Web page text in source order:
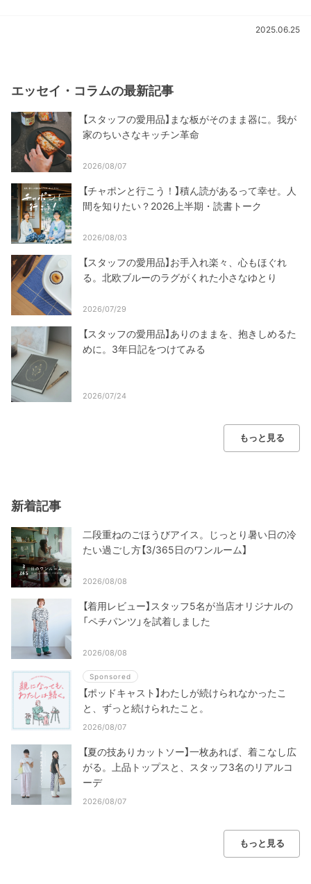
2025.06.25
エッセイ・コラムの最新記事
【スタッフの愛用品】まな板がそのまま器に。我が
家のちいさなキッチン革命
2026/08/07
【チャポンと行こう！】積ん読があるって幸せ。人
間を知りたい？2026上半期・読書トーク
2026/08/03
【スタッフの愛用品】お手入れ楽々、心もほぐれ
る。北欧ブルーのラグがくれた小さなゆとり
2026/07/29
【スタッフの愛用品】ありのままを、抱きしめるた
めに。3年日記をつけてみる
2026/07/24
もっと見る
新着記事
二段重ねのごほうびアイス。じっとり暑い日の冷
たい過ごし方【3/365日のワンルーム】
2026/08/08
【着用レビュー】スタッフ5名が当店オリジナルの
「ペチパンツ」を試着しました
2026/08/08
Sponsored
【ポッドキャスト】わたしが続けられなかったこ
と、ずっと続けられたこと。
2026/08/07
【夏の技ありカットソー】一枚あれば、着こなし広
がる。上品トップスと、スタッフ3名のリアルコ
ーデ
2026/08/07
もっと見る